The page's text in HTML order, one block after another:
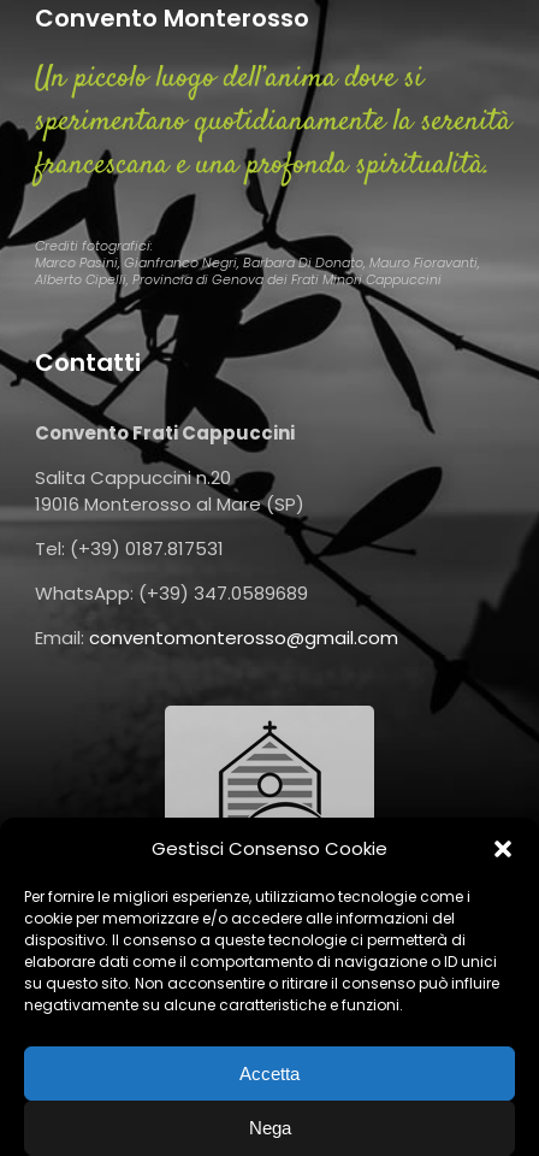
Gestisci Consenso Cookie
Per fornire le migliori esperienze, utilizziamo tecnologie come i
cookie per memorizzare e/o accedere alle informazioni del
dispositivo. Il consenso a queste tecnologie ci permetterà di
elaborare dati come il comportamento di navigazione o ID unici
su questo sito. Non acconsentire o ritirare il consenso può influire
negativamente su alcune caratteristiche e funzioni.
Accetta
Nega
Convento Monterosso
Un piccolo luogo dell’anima dove si
sperimentano quotidianamente la serenità
francescana e una profonda spiritualità.
Crediti fotografici:
Marco Pasini, Gianfranco Negri, Barbara Di Donato, Mauro Fioravanti,
Alberto Cipelli, Provincia di Genova dei Frati Minori Cappuccini
Contatti
Convento Frati Cappuccini
Salita Cappuccini n.20
19016 Monterosso al Mare (SP)
Tel: (+39) 0187.817531
WhatsApp: (+39) 347.0589689
Email: conventomonterosso@gmail.com
Cookie Policy